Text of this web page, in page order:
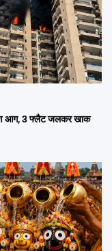
आग, 3 फ्लैट जलकर खाक